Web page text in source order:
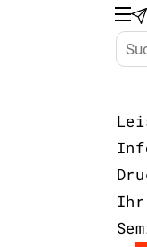
Ihr